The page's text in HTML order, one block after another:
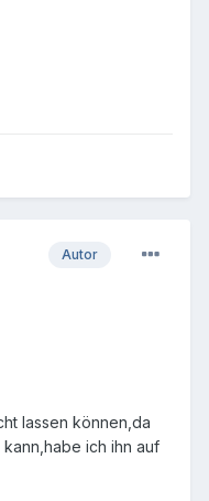
Autor
lassen können,da
ich ihn auf